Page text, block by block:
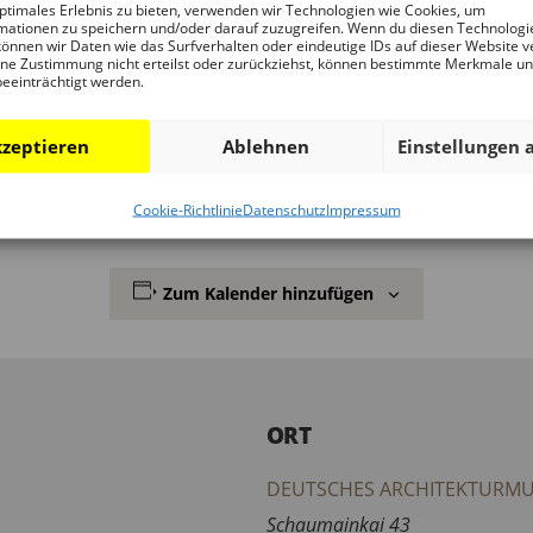
Erlebnis zu bieten, verwenden wir Technologien wie Cookies, um
zu speichern und/oder darauf zuzugreifen. Wenn du diesen
wir Daten wie das Surfverhalten oder eindeutige IDs auf dieser Website
Zustimmung nicht erteilst oder zurückziehst, können bestimmte Merkmale
werden.
Ablehnen Einstellungen
Cookie-RichtlinieDatenschutzImpressum
nimmt Sie mit auf einen Rundgang durch die
hat mittwochs bis 20 Uhr geöffnet – perfekt um
Zum Kalender hinzufügen
ORT
DEUTSCHES
Schaumainkai 43